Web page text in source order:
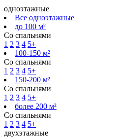
одноэтажные
Все одноэтажные
до 100 м²
Со спальнями
1 2 3 4 5+
100-150 м²
Со спальнями
1 2 3 4 5+
150-200 м²
Со спальнями
1 2 3 4 5+
более 200 м²
Со спальнями
1 2 3 4 5+
двухэтажные